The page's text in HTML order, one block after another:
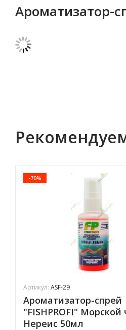
Ароматизатор-
-70%
Артикул: ASF-29
Ароматизатор-спрей
"FISHPROFI" Морской
Нереис 50мл